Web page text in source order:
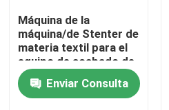
Impresora de materia textil
Secadora de la caída
Máquina de la
máquina/de Stenter de
materia textil para el
equipo de acabado de
la materia textil
Enviar Consulta